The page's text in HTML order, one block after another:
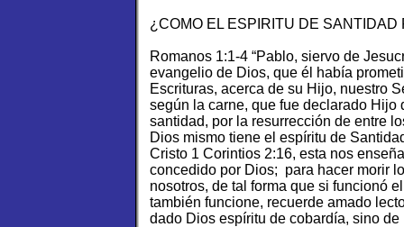
¿COMO EL ESPIRITU DE
Romanos 1:1-4 “Pablo, siervo de
evangelio de Dios, que él había
Escrituras, acerca de su Hijo, nuestro
según la carne, que fue declarado
santidad, por la resurrección de entre
Dios mismo tiene el espíritu de
Cristo 1 Corintios 2:16, esta nos
concedido por Dios; para hacer morir
nosotros, de tal forma que si funcionó
también funcione, recuerde amado
dado Dios espíritu de cobardía, sino